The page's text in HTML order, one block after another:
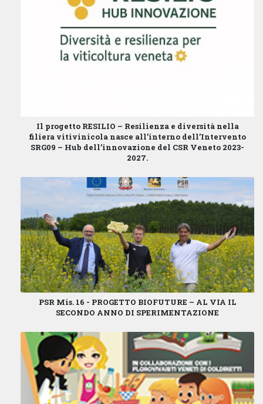
Il progetto RESILIO – Resilienza e diversità nella
filiera vitivinicola nasce all’interno dell’Intervento
SRG09 – Hub dell’innovazione del CSR Veneto 2023-
2027.
PSR Mis. 16 - PROGETTO BIOFUTURE – AL VIA IL
SECONDO ANNO DI SPERIMENTAZIONE